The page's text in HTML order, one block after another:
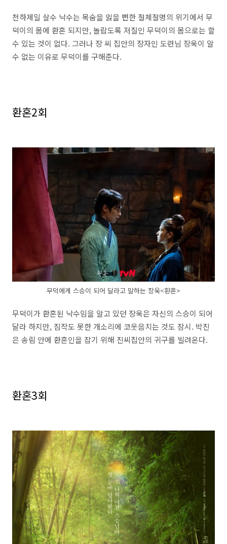
천하제일 살수 낙수는 목숨을 잃을 뻔한 절체절명의 위기에서 무
덕이의 몸에 환혼 되지만, 놀랍도록 저질인 무덕이의 몸으로는 할
수 있는 것이 없다. 그러나 장 씨 집안의 장자인 도련님 장욱이 알
수 없는 이유로 무덕이를 구해준다.
환혼2회
무덕에게 스승이 되어 달라고 말하는 장욱<환혼>
무덕이가 환혼된 낙수임을 알고 있던 장욱은 자신의 스승이 되어
달라 하지만, 짐작도 못한 개소리에 코웃음치는 것도 잠시. 박진
은 송림 안에 환혼인을 잡기 위해 진씨집안의 귀구를 빌려온다.
환혼3회